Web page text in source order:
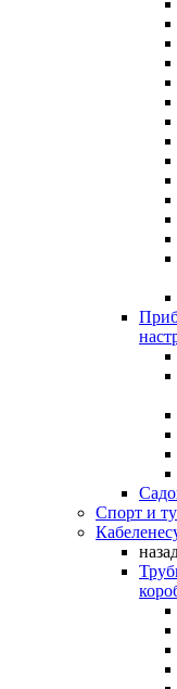
Спорт и